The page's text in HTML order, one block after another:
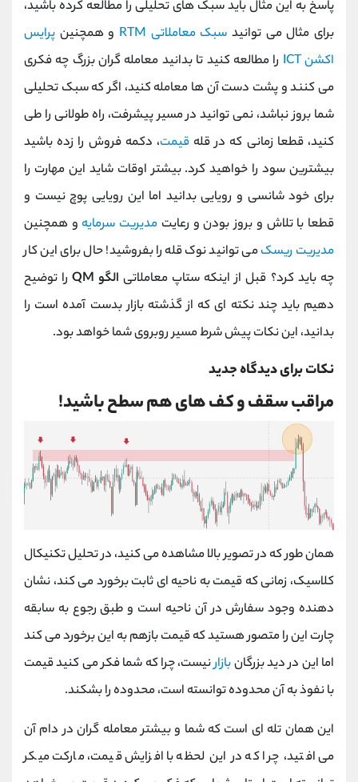
پاسخ به این مثال باید سبک های تحلیلی را مطالعه کرده باشید،
برای مثال می توانید سبک معاملاتی RTM و همچنین پرایس
اکشنICT را مطالعه کنید تا بدانید معامله گران بزرگ چه فکری
می کنند و پشت دست آن ها معامله کنید، اگر که سبک تحلیلی
شما بروز نباشد، نمی توانید در مسیر پیشرفت، راه طولانی را طی
کنید، قطعا زمانی که در قلهقیمت، دکمه فروش را زده باشید
بیشترین سود را خواهید کرد. بیشتر اوقات شاید این مهارت را
برای خود شانسی و رویایی بدانید اما این رویایی پوچ نیست و
قطعا با تلاش و بروز بودن و رعایت مدیریت سرمایه و همچنین
مدیریت ریسکمی توانید نوک قله را بفروشید! حال برای این کار
چه باید کرد؟ قبل از اینکه ستاپ معاملاتی الگو QMرا توضیح
دهیم باید چند نکته ای که از گذشته بازار بدست آمده است را
بدانید، این نکات پیش شرط مسیر روبروی شما خواهد بود.
نکات برای دیدگاه جدید
مراقب سقف و کف های هم سطح باشید!
همان طور که در تصویر بالا مشاهده می کنید، در تحلیل تکنیکال
کلاسیک، زمانی که قیمت به ناحیه ای ثابت برخورد می کند، نشان
دهنده وجود سفارش در آن ناحیه است و طبق رجوع به سابقه
چارت این را متصور هستید که قیمت بازهم به این برخورد می کند
اما این در دید بزرگانبازارنیست، چرا که شما فکر می کنید قیمت
با نفوذ به آن محدوده توانسته است، محدوده را بشکند.
این همان تله ای است که شما و بیشتر معامله گران در دام آن
می افتید، چرا که در این لحظه با افزایش قیمت، مارکت میکر